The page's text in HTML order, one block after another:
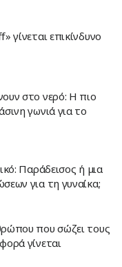
γίνεται επικίνδυνο
στο νερό: Η πιο
γωνιά για το
Παράδεισος ή μια
για τη γυναίκα;
που σώζει τους
γίνεται